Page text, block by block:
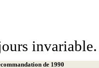
invariable.
de 1990